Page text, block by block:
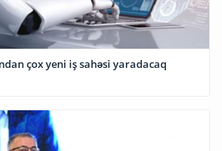
çox yeni iş sahəsi yaradacaq